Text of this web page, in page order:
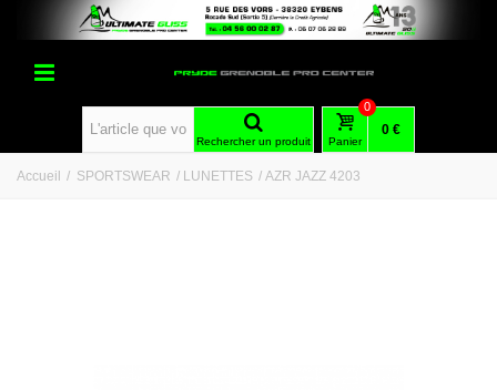
Rechercher un produit Panier
0
0 €
Accueil / SPORTSWEAR / LUNETTES / AZR JAZZ 4203